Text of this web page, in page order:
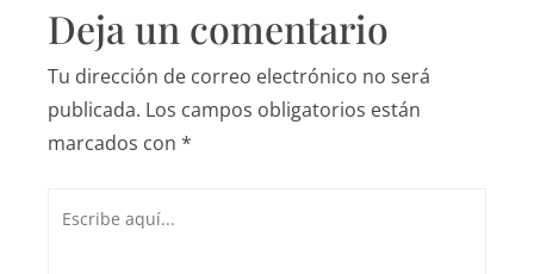
Deja un comentario
Tu dirección de correo electrónico no será
publicada. Los campos obligatorios están
marcados con *